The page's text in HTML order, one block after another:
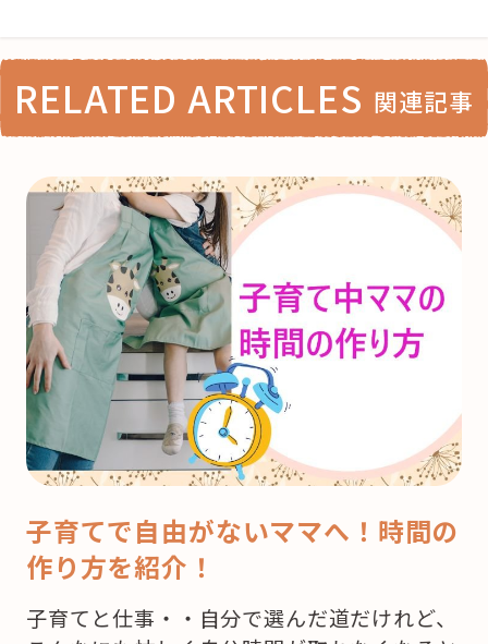
RELATED ARTICLES 関連記事
子育てで自由がないママへ！時間の
作り方を紹介！
子育てと仕事・・自分で選んだ道だけれど、